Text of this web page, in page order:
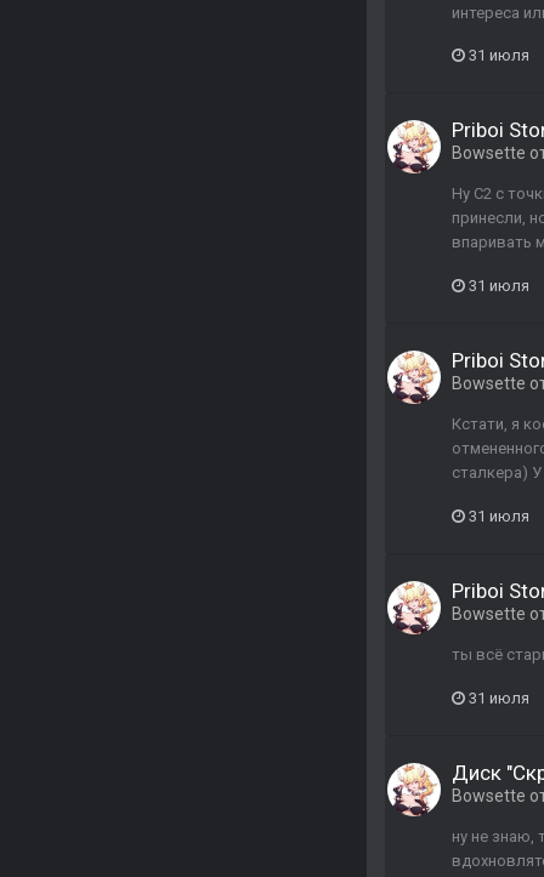
интереса
31 июля
Priboi
Bowsette
Ну С2 с
принесли,
впаривать
31 июля
Priboi
Bowsette
Кстати, я
сталкера)
31 июля
Priboi
Bowsette
ты всё
31 июля
Диск
Bowsette
ну не знаю,